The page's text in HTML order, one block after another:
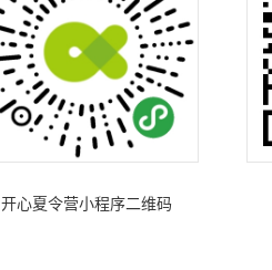
开心夏令营小程序二维码